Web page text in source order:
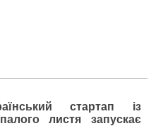
стартап із
листя запускає